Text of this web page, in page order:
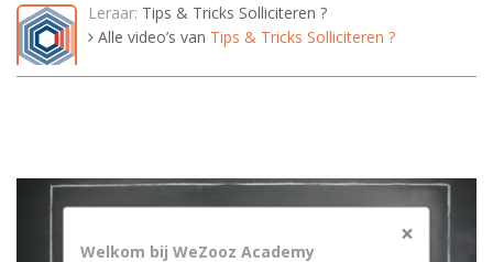
Leraar: Tips & Tricks Solliciteren ?
Alle video’s van Tips & Tricks Solliciteren ?
×
Welkom bij WeZooz Academy